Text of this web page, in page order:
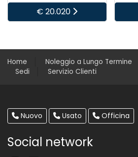
€ 20.020
Home Noleggio a Lungo Termine
Sedi
Servizio Clienti
Nuovo Usato Officina
Social network